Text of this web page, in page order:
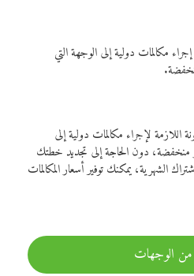
للاتصال إجراء مكالمات دولية إلى الوجهة التي
اللازمة لإجراء مكالمات دولية إلى
منخفضة، دون الحاجة إلى تجديد خطتك
يمكنك توفير أسعار المكالمات
من الوجهات